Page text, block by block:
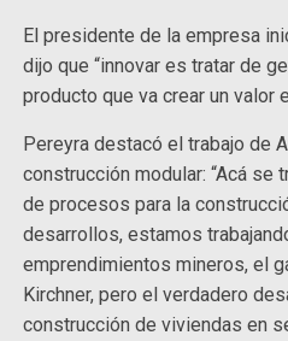
El presidente de la empresa
dijo que “innovar es tratar de
producto que va crear un valor
Pereyra destacó el trabajo de
construcción modular: “Acá se
de procesos para la
desarrollos, estamos
emprendimientos mineros, el
Kirchner, pero el verdadero
construcción de viviendas en